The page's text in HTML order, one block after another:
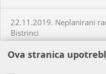
22.11.2019. Neplanirani
Bistrinci
25.11.2019. Neplanirani
Ova stranica